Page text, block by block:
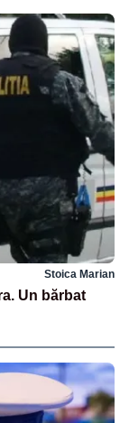
Stoica Marian
Un bărbat